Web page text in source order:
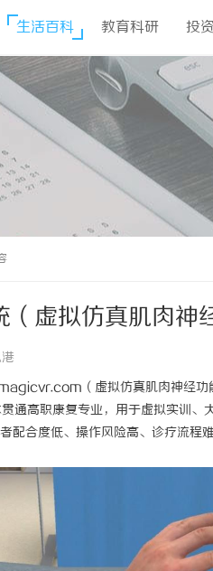
生活百科 教育科研 投
（虚拟仿真肌肉神
（虚拟仿真肌肉神经
通高职康复专业，用于虚拟实训
配合度低、操作风险高、诊疗流程